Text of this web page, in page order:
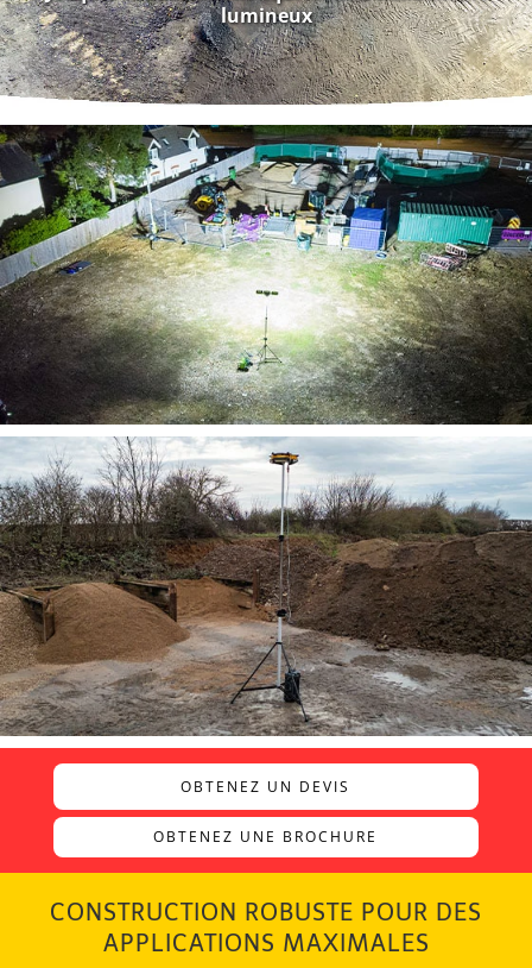
lumineux
OBTENEZ UN DEVIS
OBTENEZ UNE BROCHURE
CONSTRUCTION ROBUSTE POUR DES
APPLICATIONS MAXIMALES